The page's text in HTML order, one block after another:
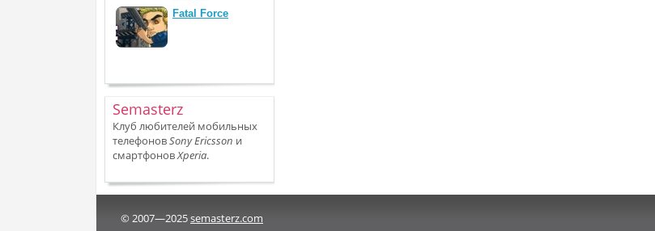
Fatal Force
Semasterz
Клуб любителей мобильных
телефоновSony Ericsson и
смартфоновXperia.
© 2007—2025semasterz.com